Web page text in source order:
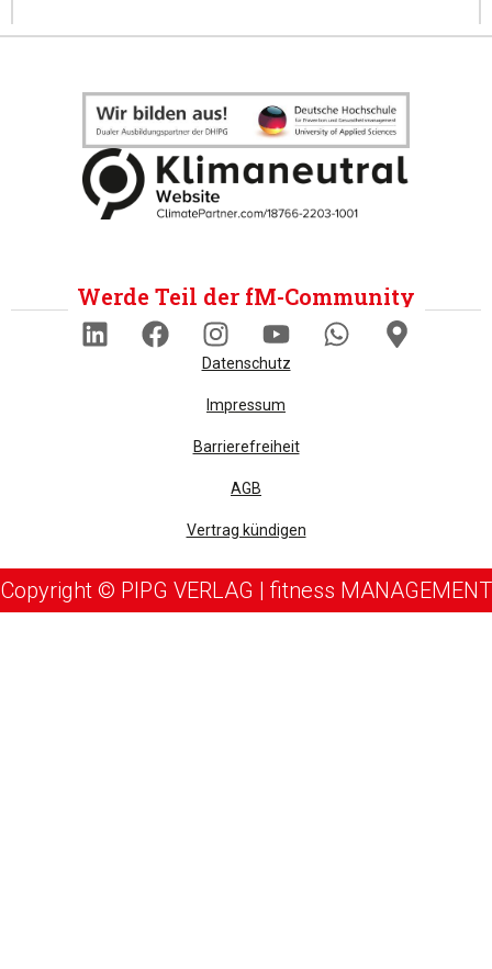
Werde Teil der fM-Community
Datenschutz
Impressum
Barrierefreiheit
AGB
Vertrag kündigen
Copyright © PIPG VERLAG | fitness MANAGEMENT